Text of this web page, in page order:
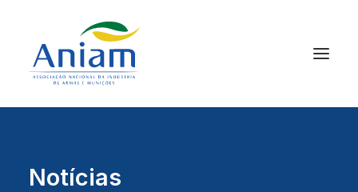
Notícias